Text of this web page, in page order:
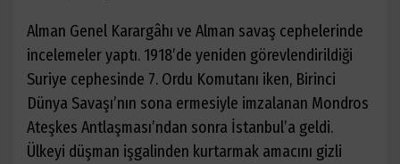
Alman Genel Karargâhı ve Alman savaş cephelerinde
incelemeler yaptı. 1918’de yeniden görevlendirildiği
Suriye cephesinde 7. Ordu Komutanı iken, Birinci
Dünya Savaşı’nın sona ermesiyle imzalanan Mondros
Ateşkes Antlaşması’ndan sonra İstanbul’a geldi.
Ülkeyi düşman işgalinden kurtarmak amacını gizli